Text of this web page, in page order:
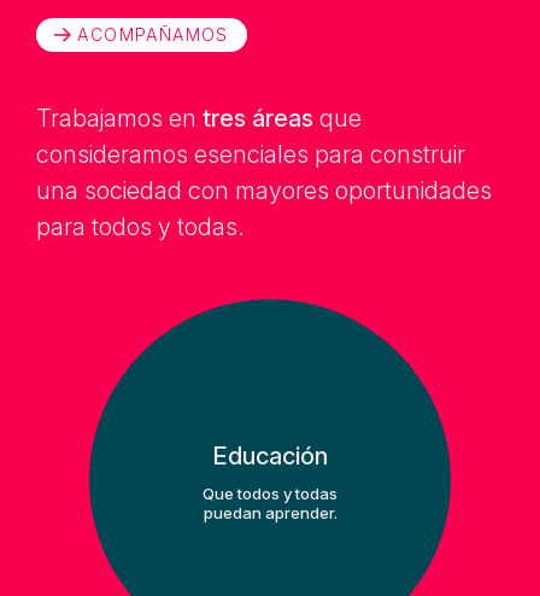
ACOMPAÑAMOS
Trabajamos en tres áreas que
consideramos esenciales para construir
una sociedad con mayores oportunidades
para todos y todas.
Educación
Que todos y todas
puedan aprender.